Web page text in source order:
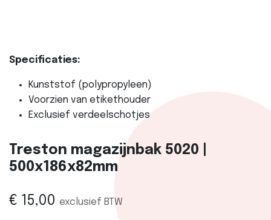
Specificaties:
Kunststof (polypropyleen)
Voorzien van etikethouder
Exclusief verdeelschotjes
Treston magazijnbak 5020 |
500x186x82mm
€ 15,00 exclusief BTW